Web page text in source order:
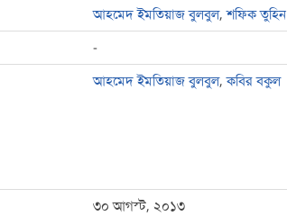
আহমেদ ইমতিয়াজ বুলবুল,শফিক তুহিন
-
আহমেদ ইমতিয়াজ বুলবুল,কবির বকুল
৩০ আগস্ট, ২০১৩